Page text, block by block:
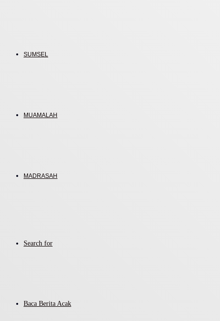
SUMSEL
MUAMALAH
MADRASAH
Search for
Baca Berita Acak